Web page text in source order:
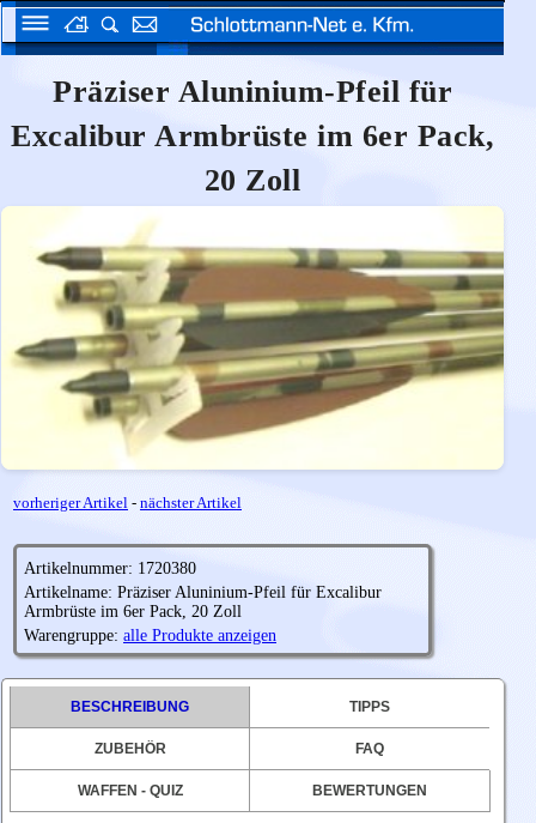
Präziser Aluninium-Pfeil für
Excalibur Armbrüste im 6er Pack,
20 Zoll
vorheriger Artikel - nächster Artikel
Artikelnummer: 1720380
Artikelname: Präziser Aluninium-Pfeil für Excalibur
Armbrüste im 6er Pack, 20 Zoll
Warengruppe: alle Produkte anzeigen
BESCHREIBUNG TIPPS
ZUBEHÖR FAQ
WAFFEN - QUIZ BEWERTUNGEN